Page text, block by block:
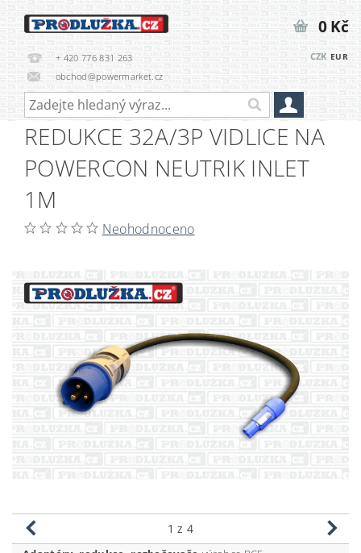
+ 420 776 831 263
obchod@powermarket.cz
CZK EUR
0 Kč
REDUKCE 32A/3P VIDLICE NA
POWERCON NEUTRIK INLET
1M
Neohodnoceno
1 z 4